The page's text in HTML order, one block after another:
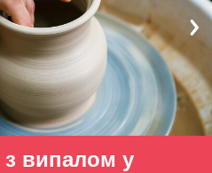
з випалом у